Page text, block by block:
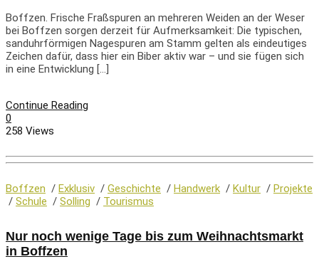
Boffzen. Frische Fraßspuren an mehreren Weiden an der Weser
bei Boffzen sorgen derzeit für Aufmerksamkeit: Die typischen,
sanduhrförmigen Nagespuren am Stamm gelten als eindeutiges
Zeichen dafür, dass hier ein Biber aktiv war – und sie fügen sich
in eine Entwicklung […]
Continue Reading
0
258 Views
Boffzen / Exklusiv / Geschichte / Handwerk / Kultur / Projekte
/ Schule / Solling / Tourismus
Nur noch wenige Tage bis zum Weihnachtsmarkt
in Boffzen